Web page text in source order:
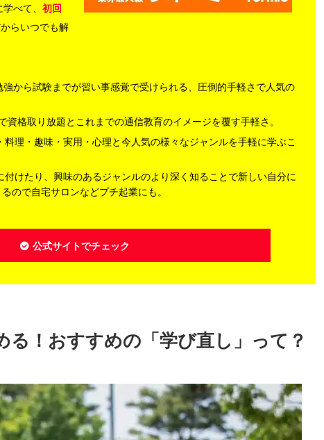
べて、 初回
らいつでも解
から試験までが習い事感覚で受けられる、圧倒的手軽さで人気の
格取り放題とこれまでの通信教育のイメージを覆す手軽さ。
理・趣味・実用・心理と今人気の様々なジャンルを手軽に学ぶこ
けたり、興味のあるジャンルのより深く知ることで新しい自分に
ので自宅サロンなどプチ起業にも。
公式サイトでチェック
る！おすすめの「学び直し」って？